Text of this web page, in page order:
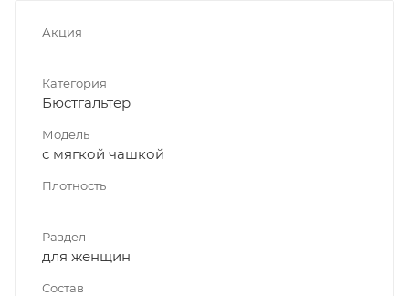
Акция
Категория
Бюстгальтер
Модель
с мягкой чашкой
Плотность
Раздел
для женщин
Состав